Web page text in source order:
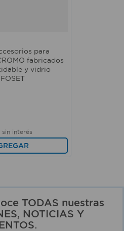
para
fabricados
y vidrio
sin interés
TODAS nuestras
NOTICIAS Y